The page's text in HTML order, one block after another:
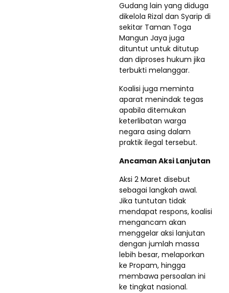
Gudang lain yang diduga
dikelola Rizal dan Syarip di
sekitar Taman Toga
Mangun Jaya juga
dituntut untuk ditutup
dan diproses hukum jika
terbukti melanggar.
Koalisi juga meminta
aparat menindak tegas
apabila ditemukan
keterlibatan warga
negara asing dalam
praktik ilegal tersebut.
Ancaman Aksi Lanjutan
Aksi 2 Maret disebut
sebagai langkah awal.
Jika tuntutan tidak
mendapat respons, koalisi
mengancam akan
menggelar aksi lanjutan
dengan jumlah massa
lebih besar, melaporkan
ke Propam, hingga
membawa persoalan ini
ke tingkat nasional.